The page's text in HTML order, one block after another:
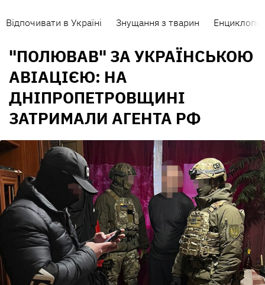
Відпочивати в Україні Знущання з тварин
"ПОЛЮВАВ" ЗА УКРАЇНСЬКОЮ
АВІАЦІЄЮ: НА
ДНІПРОПЕТРОВЩИНІ
ЗАТРИМАЛИ АГЕНТА РФ